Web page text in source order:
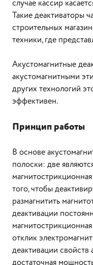
случае кассир
Такие деактиваторы
строительных
техники, где
Акустомагнитные
акустомагнитными
других технологий
эффективен.
Принцип работы
В основе
полоски: две
того, чтобы
размагнитить
деактивации
отклик
деактивации свойств